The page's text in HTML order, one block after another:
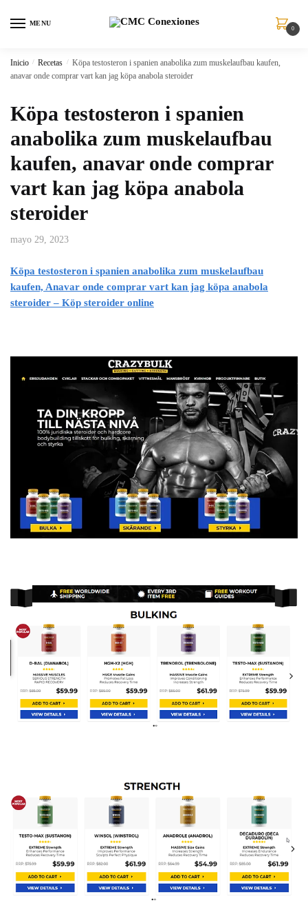
MENU
0
Inicio / Recetas / Köpa testosteron i spanien anabolika zum muskelaufbau kaufen,
anavar onde comprar vart kan jag köpa anabola steroider
Köpa testosteron i spanien
anabolika zum muskelaufbau
kaufen, anavar onde comprar
vart kan jag köpa anabola
steroider
mayo 29, 2023
Köpa testosteron i spanien anabolika zum muskelaufbau
kaufen, Anavar onde comprar vart kan jag köpa anabola
steroider – Köp steroider online